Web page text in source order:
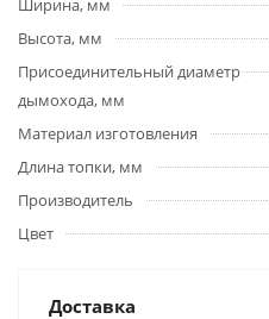
Ширина, мм
Высота, мм
Присоединительный диаметр
дымохода, мм
Материал изготовления
Длина топки, мм
Производитель
Цвет
Доставка